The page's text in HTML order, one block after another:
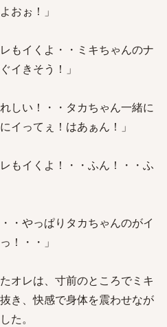
おぉ！」
もイくよ・・ミキちゃんのナ
イきそう！」
しい！・・タカちゃん一緒に
イってぇ！はあぁん！」
もイくよ！・・ふん！・・ふ
・やっぱりタカちゃんのがイ
！・・」
オレは、寸前のところでミキ
き、快感で身体を震わせなが
た。